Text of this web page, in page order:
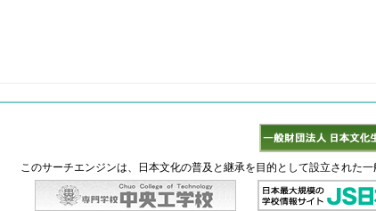
このサーチエンジンは、日本文化の普及と継承を目的として設立された